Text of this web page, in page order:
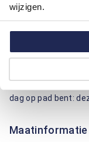
wijzigen.
uit. De casual fit
mooi recht. De
zacht aan, ademt
comfortabel blijft
print met subtiel
die makkelijk
dag op pad bent:
Maatinformatie